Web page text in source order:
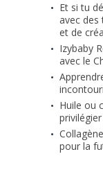
Et si tu
avec des
et de
Izybaby
avec le
Huile ou
pour la